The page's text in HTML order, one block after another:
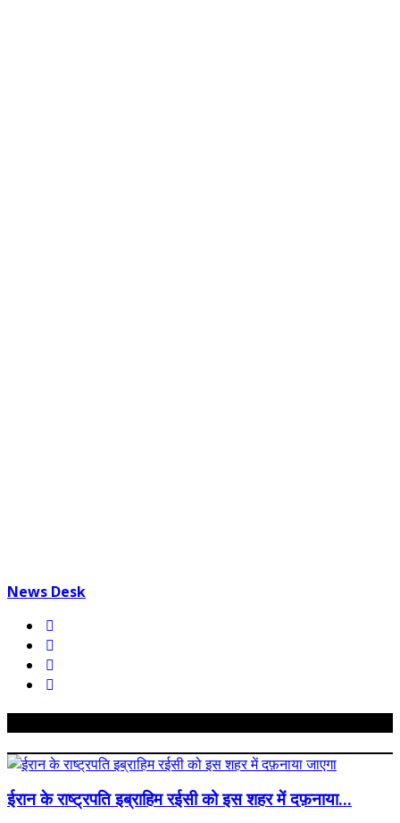
News Desk
ईरान के राष्ट्रपति इब्राहिम रईसी को इस शहर में दफ़नाया...